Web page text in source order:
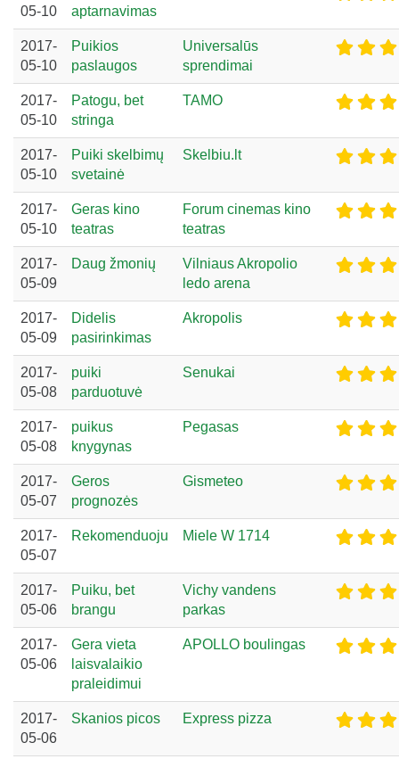
05-10
aptarnavimas
2017-
05-10
Puikios
paslaugos
Universalūs
sprendimai
2017-
05-10
Patogu, bet
stringa
TAMO
2017-
05-10
Puiki skelbimų
svetainė
Skelbiu.lt
2017-
05-10
Geras kino
teatras
Forum cinemas kino
teatras
2017-
05-09
Daug žmonių
Vilniaus Akropolio
ledo arena
2017-
05-09
Didelis
pasirinkimas
Akropolis
2017-
05-08
puiki
parduotuvė
Senukai
2017-
05-08
puikus
knygynas
Pegasas
2017-
05-07
Geros
prognozės
Gismeteo
2017-
05-07
Rekomenduoju Miele W 1714
2017-
05-06
Puiku, bet
brangu
Vichy vandens
parkas
2017-
05-06
Gera vieta
laisvalaikio
praleidimui
APOLLO boulingas
2017-
05-06
Skanios picos Express pizza